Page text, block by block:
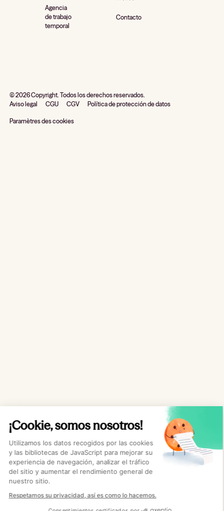
¡Cookie, somos nosotros!
Utilizamos los datos recogidos por las cookies
y las bibliotecas de JavaScript para mejorar su
experiencia de navegación, analizar el tráfico
del sitio y aumentar el rendimiento general de
nuestro sitio.
Respetamos su privacidad, así es como lo hacemos.
Agencia
de trabajo
temporal
Contacto
©2026Copyright. Todos los derechos reservados.
Aviso legal
CGU CGV Política de protección de datos
Paramètres des cookies